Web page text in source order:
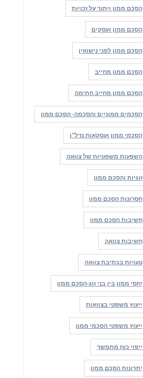
הסכם ממון ויתור על זכויות
הסכם ממון ועסקים
הסכם ממון לפני נישואין
הסכם ממון מחייב
הסכם ממון מחייב חתימה
הסכמים ממוניים והסכמה- הסכם ממון
הסכמי ממון ועסקאות נדל"ן
השפעות משפטיות של צוואה
זוגיות והסכם ממון
חסרונות הסכם ממון
חשיבות הסכם ממון
חשיבות צוואה
טעויות בכתיבת צוואה
יחסי ממון בין בני זוג-הסכם ממון
ייעוץ משפטי בצוואות
ייעוץ משפטי הסכמי ממון
ייפוי כוח מתמשך
יתרונות הסכם ממון